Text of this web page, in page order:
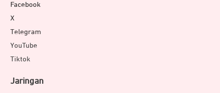
Facebook
X
Telegram
YouTube
Tiktok
Jaringan